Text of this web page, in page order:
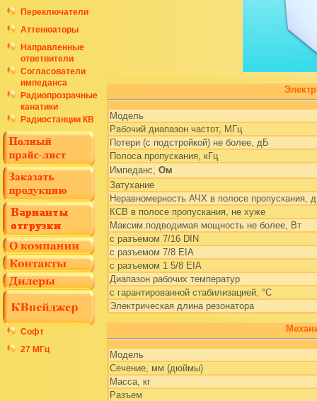
Переключатели
Аттенюаторы
Направленные
ответвители
Согласователи
импеданса
Радиопрозрачные
канатики
Радиостанции КВ
Софт
27 МГц
Модель
Рабочий диапазон частот, МГц
Потери (с подстройкой) не более, дБ
Полоса пропускания, кГц
Импеданс, Ом
Затухание
Неравномерность АЧХ в полосе пропускания,
КСВ в полосе пропускания, не хуже
Максим.подводимая мощность не более, Вт
с разъемом 7/16 DIN
с разъемом 7/8 EIA
с разъемом 1 5/8 EIA
Диапазон рабочих температур
с гарантированной стабилизацией, °С
Электрическая длина резонатора
Модель
Сечение, мм (дюймы)
Масса, кг
Разъем